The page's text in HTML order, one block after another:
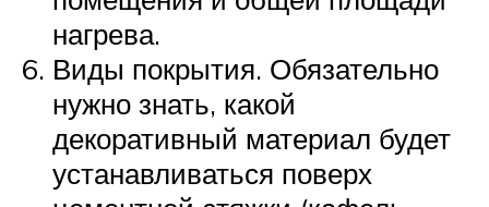
нагрева.
Виды покрытия. Обязательно
нужно знать, какой
декоративный материал будет
устанавливаться поверх